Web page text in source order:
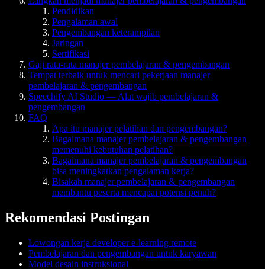
Pendidikan
Pengalaman awal
Pengembangan keterampilan
Jaringan
Sertifikasi
Gaji rata-rata manajer pembelajaran & pengembangan
Tempat terbaik untuk mencari pekerjaan manajer
pembelajaran & pengembangan
Speechify AI Studio — Alat wajib pembelajaran &
pengembangan
FAQ
Apa itu manajer pelatihan dan pengembangan?
Bagaimana manajer pembelajaran & pengembangan
memenuhi kebutuhan pelatihan?
Bagaimana manajer pembelajaran & pengembangan
bisa meningkatkan pengalaman kerja?
Bisakah manajer pembelajaran & pengembangan
membantu peserta mencapai potensi penuh?
Rekomendasi Postingan
Lowongan kerja developer e-learning remote
Pembelajaran dan pengembangan untuk karyawan
Model desain instruksional